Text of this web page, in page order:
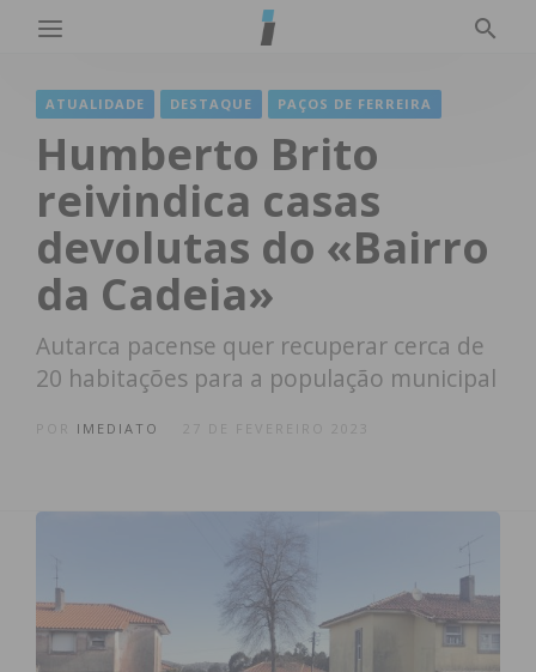
ATUALIDADE DESTAQUE PAÇOS DE FERREIRA
Humberto Brito
reivindica casas
devolutas do «Bairro
da Cadeia»
Autarca pacense quer recuperar cerca de
20 habitações para a população municipal
IMEDIATO 27 DE FEVEREIRO 2023